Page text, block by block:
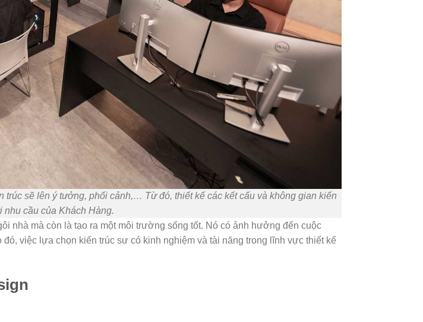
sẽ lên ý tưởng, phối cảnh,… Từ đó, thiết kế các kết cấu và không gian kiến
nhu cầu của Khách Hàng.
nhà mà còn là tạo ra một môi trường sống tốt. Nó có ảnh hưởng đến cuộc
việc lựa chọn kiến trúc sư có kinh nghiệm và tài năng trong lĩnh vực thiết kế